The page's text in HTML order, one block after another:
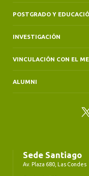
POSTGRADO Y
INVESTIGACIÓN
VINCULACIÓN CON EL
ALUMNI
Sede Santiago
Av. Plaza 680, Las Condes